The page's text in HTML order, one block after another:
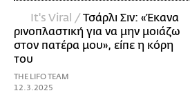
It's Viral /Τσάρλι Σιν: «Έκανα
ρινοπλαστική για να μην μοιάζω
στον πατέρα μου», είπε η κόρη
του
THE LIFO TEAM
12.3.2025